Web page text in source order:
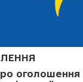
оголошення